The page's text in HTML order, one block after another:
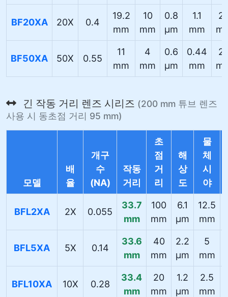
BF20XA 20X 0.4
19.2
mm
10
mm
0.8
µm
1.1
mm
BF50XA 50X 0.55
11
mm
4
mm
0.6
µm
0.44
mm
긴 작동 거리 렌즈 시리즈 (200 mm 튜브 렌즈
사용 시 동초점 거리 95 mm)
모델
배
율
개구
수
(NA)
작동
거리
초
점
거
리
해
상
도
물
체
시
야
BFL2XA 2X 0.055
33.7
mm
100
mm
6.1
µm
12.5
mm
BFL5XA 5X 0.14
33.6
mm
40
mm
2.2
µm
5
mm
BFL10XA 10X 0.28
33.4
mm
20
mm
1.2
µm
2.5
mm